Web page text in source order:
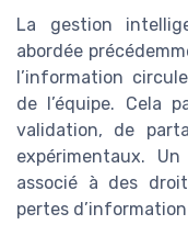
La gestion
abordée
l’information
de l’équipe. Cela
validation, de
expérimentaux.
associé à des
pertes